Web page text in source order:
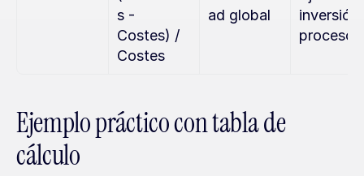
s -
Costes) /
Costes
ad global
inversión
procesos
Ejemplo práctico con tabla de
cálculo